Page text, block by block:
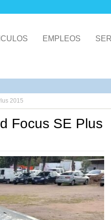
EMPLEOS
2015
Focus SE Plus